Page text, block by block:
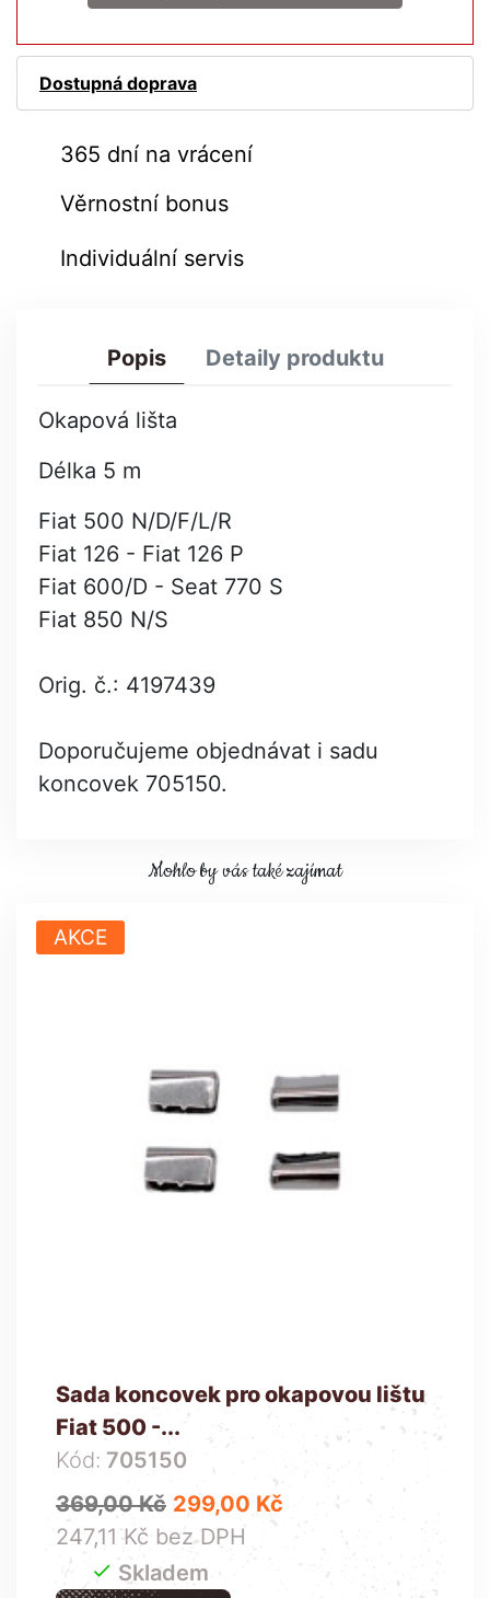
Dostupná doprava
365 dní na vrácení
Věrnostní bonus
Individuální servis
Popis Detaily produktu
Okapová lišta
Délka 5 m
Fiat 500 N/D/F/L/R
Fiat 126 - Fiat 126 P
Fiat 600/D - Seat 770 S
Fiat 850 N/S
Orig. č.: 4197439
Doporučujeme objednávat i sadu
koncovek 705150.
Mohlo by vás také zajímat
Sada koncovek pro okapovou lištu
Fiat 500 -...
Kód: 705150
Běžná cena
369,00 Kč Cena
299,00 Kč
247,11 Kč bez DPH
 Skladem
AKCE